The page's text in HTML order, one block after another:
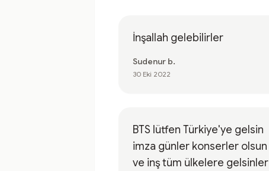
İnşallah gelebilirler
Sudenur b.
30 Eki 2022
BTS lütfen Türkiye'ye gelsin
imza günler konserler olsun
ve inş tüm ülkelere gelsinler